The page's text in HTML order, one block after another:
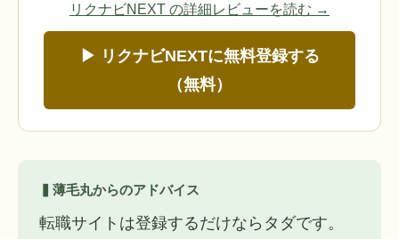
リクナビNEXT の詳細レビューを読む →
▶ リクナビNEXTに無料登録する
（無料）
▍薄毛丸からのアドバイス
転職サイトは登録するだけならタダです。